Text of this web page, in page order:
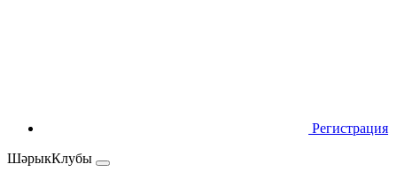
Регистрация
ШәрыкКлубы